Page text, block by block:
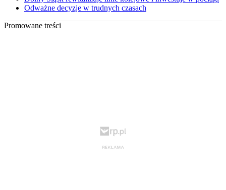
Odważne decyzje w trudnych czasach
Promowane treści